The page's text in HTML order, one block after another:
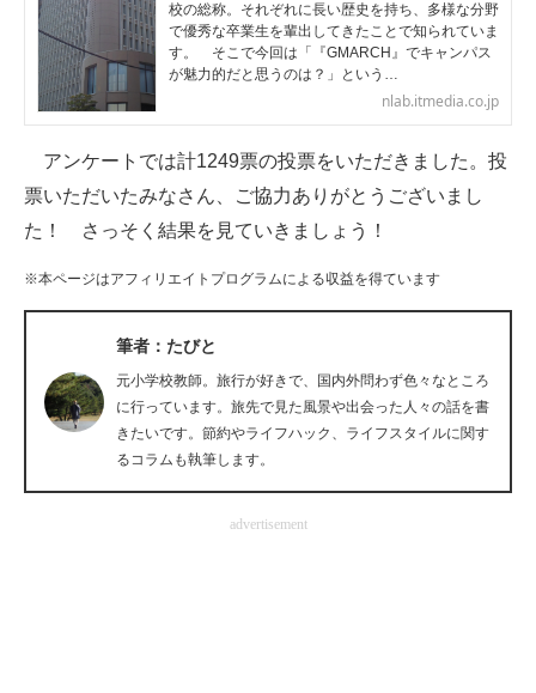
ITエンジニア向け専門サイト
企業向けIT製品の総合サイト
製造業のIT導入・活用を支援
モノづくり技術者専門サイト
エレクトロニクス専門サイト
電子設計の基本と応用
エネルギーの専門メディア
建設×テクノロジーの最前線
ちょっと気になるネットの話題
校の総称。それぞれに長い歴史を持ち、多様な分野
で優秀な卒業生を輩出してきたことで知られていま
す。 そこで今回は「『GMARCH』でキャンパス
が魅力的だと思うのは？」という…
nlab.itmedia.co.jp
アンケートでは計1249票の投票をいただきました。投
票いただいたみなさん、ご協力ありがとうございまし
た！ さっそく結果を見ていきましょう！
※本ページはアフィリエイトプログラムによる収益を得ています
筆者：たびと
元小学校教師。旅行が好きで、国内外問わず色々なところ
に行っています。旅先で見た風景や出会った人々の話を書
きたいです。節約やライフハック、ライフスタイルに関す
るコラムも執筆します。
advertisement